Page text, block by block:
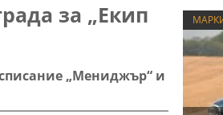
за „Екип
„Мениджър“ и